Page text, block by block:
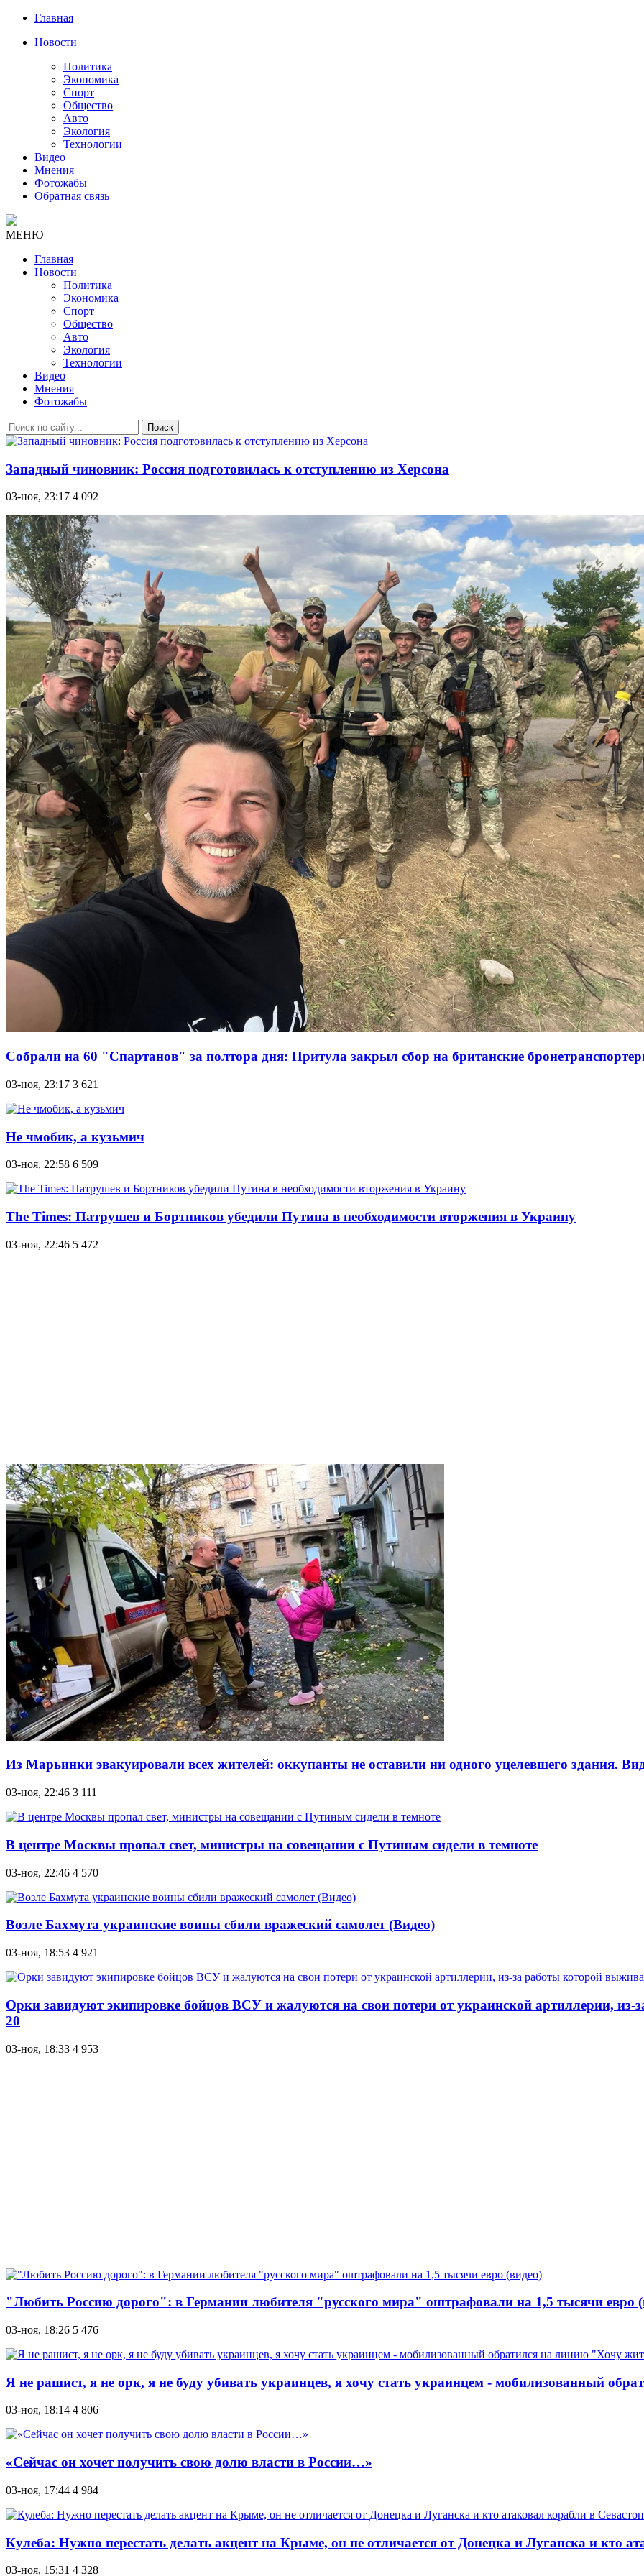
Главная
Новости
Политика
Экономика
Спорт
Общество
Авто
Экология
Технологии
Видео
Мнения
Фотожабы
Обратная связь
МЕНЮ
Главная
Новости
Политика
Экономика
Спорт
Общество
Авто
Экология
Технологии
Видео
Мнения
Фотожабы
Поиск
Западный чиновник: Россия подготовилась к отступлению из Херсона
03-ноя, 23:17 4 092
Собрали на 60 "Спартанов" за полтора дня: Притула закрыл сбор на британские
03-ноя, 23:17 3 621
Не чмобик, а кузьмич
03-ноя, 22:58 6 509
The Times: Патрушев и Бортников убедили Путина в необходимости вторжения в Украину
03-ноя, 22:46 5 472
Из Марьинки эвакуировали всех жителей: оккупанты не оставили ни одного уцелевшего здания.
03-ноя, 22:46 3 111
В центре Москвы пропал свет, министры на совещании с Путиным сидели в темноте
03-ноя, 22:46 4 570
Возле Бахмута украинские воины сбили вражеский самолет (Видео)
03-ноя, 18:53 4 921
Орки завидуют экипировке бойцов ВСУ и жалуются на свои потери от украинской артиллерии,
20
03-ноя, 18:33 4 953
"Любить Россию дорого": в Германии любителя "русского мира" оштрафовали на 1,5 тысячи евро
03-ноя, 18:26 5 476
Я не рашист, я не орк, я не буду убивать украинцев, я хочу стать украинцем - мобилизованный
03-ноя, 18:14 4 806
«Сейчас он хочет получить свою долю власти в России…»
03-ноя, 17:44 4 984
Кулеба: Нужно перестать делать акцент на Крыме, он не отличается от Донецка и Луганска и кто
03-ноя, 15:31 4 328